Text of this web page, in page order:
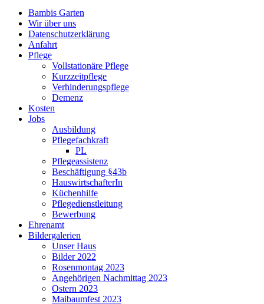
Bambis Garten
Wir über uns
Datenschutzerklärung
Anfahrt
Pflege
Vollstationäre Pflege
Kurzzeitpflege
Verhinderungspflege
Demenz
Kosten
Jobs
Ausbildung
Pflegefachkraft
PL
Pflegeassistenz
Beschäftigung §43b
HauswirtschafterIn
Küchenhilfe
Pflegedienstleitung
Bewerbung
Ehrenamt
Bildergalerien
Unser Haus
Bilder 2022
Rosenmontag 2023
Angehörigen Nachmittag 2023
Ostern 2023
Maibaumfest 2023